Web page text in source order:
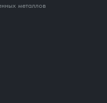
металлов